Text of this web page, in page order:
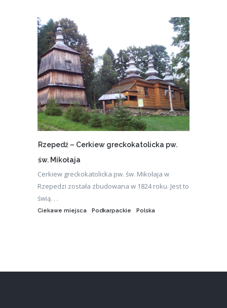
Rzepedź – Cerkiew greckokatolicka pw.
św. Mikołaja
Cerkiew greckokatolicka pw. św. Mikołaja w
Rzepedzi została zbudowana w 1824 roku. Jest to
świą. . .
Ciekawe miejsca Podkarpackie Polska